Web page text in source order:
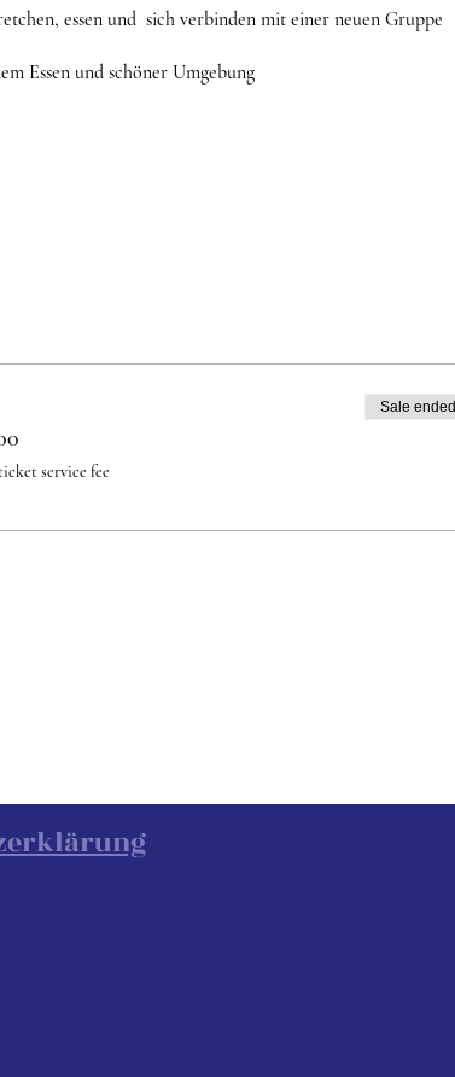
essen und sich verbinden mit einer neuen Gruppe
Essen und schöner Umgebung
service fee
Sale ended